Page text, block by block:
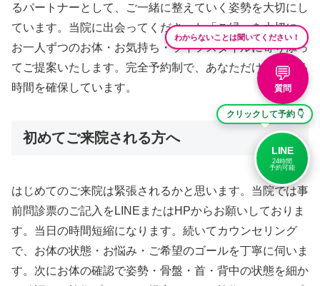
るパートナーとして、ご一緒に整えていく姿勢を大切にし
ています。当院に出会ってくださった「ご縁」を大切に、
お一人ずつのお体・お気持ち・ライフスタイルに寄り添っ
てご提案いたします。完全予約制で、あなただけの整える
時間を確保しています。
初めてご来院される方へ
はじめてのご来院は緊張されるかと思います。当院では事
前問診票のご記入をLINEまたはHPからお願いしておりま
す。当日の時間短縮になります。続いてカウンセリング
で、お体の状態・お悩み・ご希望のゴールを丁寧に伺いま
す。次にお体の確認で姿勢・骨盤・首・背中の状態を細か
わからないことは聞いてください！
💬
質問
クリックして予約 👇
LINE
24時間
予約可能